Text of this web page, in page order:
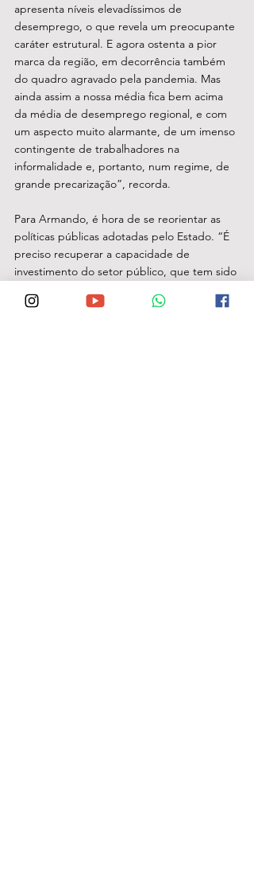
apresenta níveis elevadíssimos de
desemprego, o que revela um preocupante
caráter estrutural. E agora ostenta a pior
marca da região, em decorrência também
do quadro agravado pela pandemia. Mas
ainda assim a nossa média fica bem acima
da média de desemprego regional, e com
um aspecto muito alarmante, de um imenso
contingente de trabalhadores na
informalidade e, portanto, num regime, de
grande precarização”, recorda.
Para Armando, é hora de se reorientar as
políticas públicas adotadas pelo Estado. “É
preciso recuperar a capacidade de
investimento do setor público, que tem sido
melhor ambiente para os investimentos em